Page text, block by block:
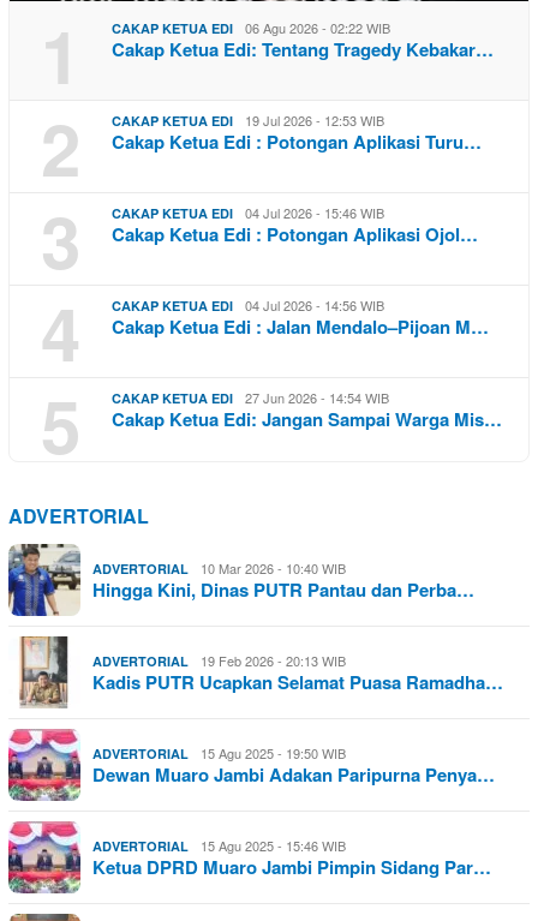
1 CAKAP KETUA EDI 06 Agu 2026 - 02:22 WIB
Cakap Ketua Edi: Tentang Tragedy Kebakar…
2 CAKAP KETUA EDI 19 Jul 2026 - 12:53 WIB
Cakap Ketua Edi : Potongan Aplikasi Turu…
3 CAKAP KETUA EDI 04 Jul 2026 - 15:46 WIB
Cakap Ketua Edi : Potongan Aplikasi Ojol…
4 CAKAP KETUA EDI 04 Jul 2026 - 14:56 WIB
Cakap Ketua Edi : Jalan Mendalo–Pijoan M…
5 CAKAP KETUA EDI 27 Jun 2026 - 14:54 WIB
Cakap Ketua Edi: Jangan Sampai Warga Mis…
ADVERTORIAL
ADVERTORIAL 10 Mar 2026 - 10:40 WIB
Hingga Kini, Dinas PUTR Pantau dan Perba…
ADVERTORIAL 19 Feb 2026 - 20:13 WIB
Kadis PUTR Ucapkan Selamat Puasa Ramadha…
ADVERTORIAL 15 Agu 2025 - 19:50 WIB
Dewan Muaro Jambi Adakan Paripurna Penya…
ADVERTORIAL 15 Agu 2025 - 15:46 WIB
Ketua DPRD Muaro Jambi Pimpin Sidang Par…